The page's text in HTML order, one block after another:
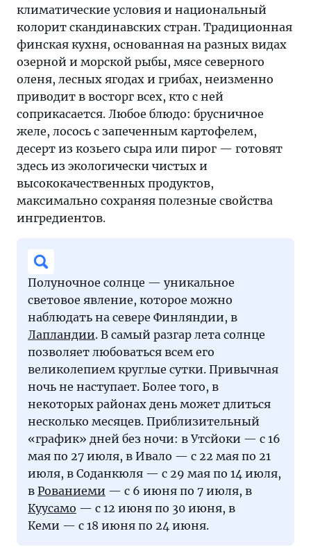
климатические условия и национальный
колорит скандинавских стран. Традиционная
финская кухня, основанная на разных видах
озерной и морской рыбы, мясе северного
оленя, лесных ягодах и грибах, неизменно
приводит в восторг всех, кто с ней
соприкасается. Любое блюдо: брусничное
желе, лосось с запеченным картофелем,
десерт из козьего сыра или пирог — готовят
здесь из экологически чистых и
высококачественных продуктов,
максимально сохраняя полезные свойства
ингредиентов.
Полуночное солнце — уникальное
световое явление, которое можно
наблюдать на севере Финляндии, в
Лапландии. В самый разгар лета солнце
позволяет любоваться всем его
великолепием круглые сутки. Привычная
ночь не наступает. Более того, в
некоторых районах день может длиться
несколько месяцев. Приблизительный
«график» дней без ночи: в Утсйоки — с 16
мая по 27 июля, в Ивало — с 22 мая по 21
июля, в Соданкюля — с 29 мая по 14 июля,
в Рованиеми — с 6 июня по 7 июля, в
Куусамо — с 12 июня по 30 июня, в
Кеми — с 18 июня по 24 июня.